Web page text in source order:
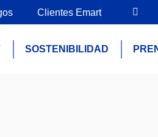
Clientes Emart
SOSTENIBILIDAD